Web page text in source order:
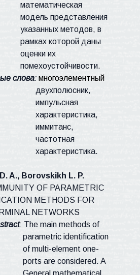
математическая
модель представления
указанных методов, в
рамках которой даны
оценки их
помехоустойчивости.
слова:многоэлементный
двухполюсник,
импульсная
характеристика,
иммитанс,
частотная
характеристика.
A., Borovskikh L. P.
OF PARAMETRIC
METHODS FOR
NETWORKS
: The mainmethods of
parametric identification
of multi-element one-
ports are considered. A